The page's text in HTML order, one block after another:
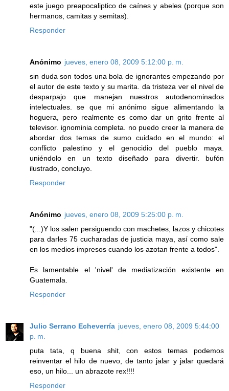
este juego preapocaliptico de caínes y abeles (porque son
hermanos, camitas y semitas).
Responder
Anónimo jueves, enero 08, 2009 5:12:00 p. m.
sin duda son todos una bola de ignorantes empezando por
el autor de este texto y su marita. da tristeza ver el nivel de
desparpajo que manejan nuestros autodenominados
intelectuales. se que mi anónimo sigue alimentando la
hoguera, pero realmente es como dar un grito frente al
televisor. ignominia completa. no puedo creer la manera de
abordar dos temas de sumo cuidado en el mundo: el
conflicto palestino y el genocidio del pueblo maya.
uniéndolo en un texto diseñado para divertir. bufón
ilustrado, concluyo.
Responder
Anónimo jueves, enero 08, 2009 5:25:00 p. m.
"(...)Y los salen persiguendo con machetes, lazos y chicotes
para darles 75 cucharadas de justicia maya, así como sale
en los medios impresos cuando los azotan frente a todos".
Es lamentable el 'nivel' de mediatización existente en
Guatemala.
Responder
Julio Serrano Echeverría jueves, enero 08, 2009 5:44:00
p. m.
puta tata, q buena shit, con estos temas podemos
reinventar el hilo de nuevo, de tanto jalar y jalar quedará
eso, un hilo... un abrazote rex!!!!
Responder